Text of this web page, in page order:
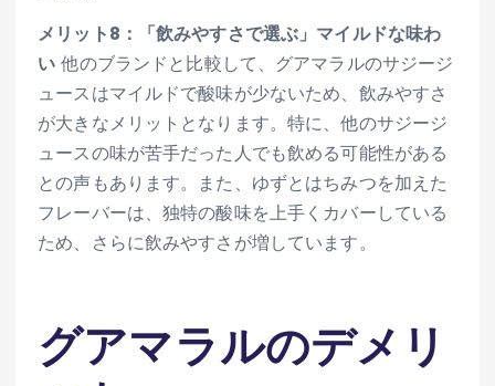
メリット8：「飲みやすさで選ぶ」マイルドな味わ
い 他のブランドと比較して、グアマラルのサジージ
ュースはマイルドで酸味が少ないため、飲みやすさ
が大きなメリットとなります。特に、他のサジージ
ュースの味が苦手だった人でも飲める可能性がある
との声もあります。また、ゆずとはちみつを加えた
フレーバーは、独特の酸味を上手くカバーしている
ため、さらに飲みやすさが増しています。
グアマラルのデメリ